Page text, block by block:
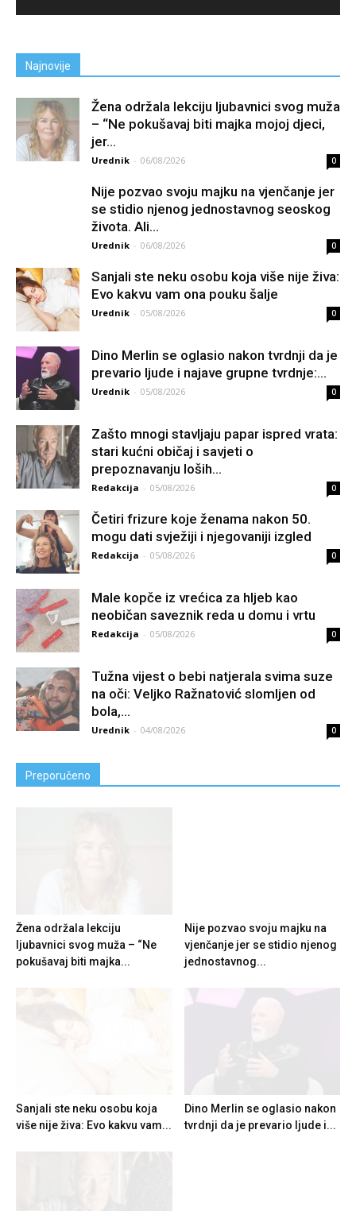
Najnovije
Žena održala lekciju ljubavnici svog muža
– “Ne pokušavaj biti majka mojoj djeci,
jer...
Urednik - 06/08/2026 0
Nije pozvao svoju majku na vjenčanje jer
se stidio njenog jednostavnog seoskog
života. Ali...
Urednik - 06/08/2026 0
Sanjali ste neku osobu koja više nije živa:
Evo kakvu vam ona pouku šalje
Urednik - 05/08/2026 0
Dino Merlin se oglasio nakon tvrdnji da je
prevario ljude i najave grupne tvrdnje:...
Urednik - 05/08/2026 0
Zašto mnogi stavljaju papar ispred vrata:
stari kućni običaj i savjeti o
prepoznavanju loših...
Redakcija - 05/08/2026 0
Četiri frizure koje ženama nakon 50.
mogu dati svježiji i njegovaniji izgled
Redakcija - 05/08/2026 0
Male kopče iz vrećica za hljeb kao
neobičan saveznik reda u domu i vrtu
Redakcija - 05/08/2026 0
Tužna vijest o bebi natjerala svima suze
na oči: Veljko Ražnatović slomljen od
boIa,...
Urednik - 04/08/2026 0
Preporučeno
Žena održala lekciju
ljubavnici svog muža – “Ne
pokušavaj biti majka...
Nije pozvao svoju majku na
vjenčanje jer se stidio njenog
jednostavnog...
Sanjali ste neku osobu koja
više nije živa: Evo kakvu vam...
Dino Merlin se oglasio nakon
tvrdnji da je prevario ljude i...